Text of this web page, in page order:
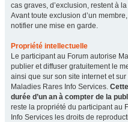
cas graves, d’exclusion, restent à
Avant toute exclusion d’un
notifier une mise en garde.
Propriété intellectuelle
Le participant au Forum autorise
publier et diffuser gratuitement le
ainsi que sur son site internet et
Maladies Rares Info Services.
durée d’un an à compter de la
reste la propriété du participant au
Info Services les droits de